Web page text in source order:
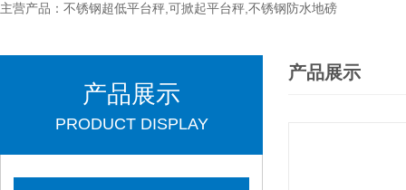
主营产品：不锈钢超低平台秤,可掀起平台秤,不锈钢防水地磅
产品展示
PRODUCT DISPLAY
产品展示